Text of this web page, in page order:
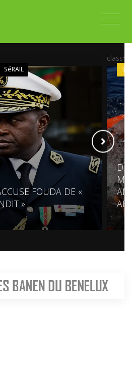
SéRAIL
FOUDA DE «
»
class=